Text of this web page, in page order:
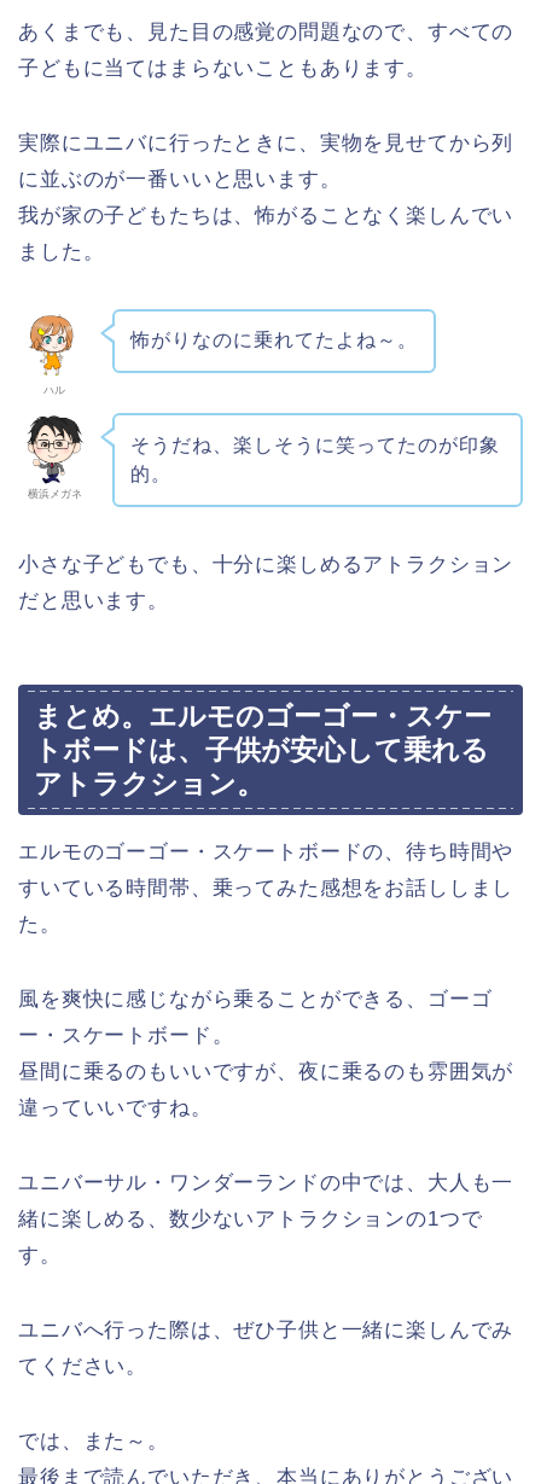
あくまでも、見た目の感覚の問題なので、すべての
子どもに当てはまらないこともあります。
実際にユニバに行ったときに、実物を見せてから列
に並ぶのが一番いいと思います。
我が家の子どもたちは、怖がることなく楽しんでい
ました。
ハル
怖がりなのに乗れてたよね～。
横浜メガネ
そうだね、楽しそうに笑ってたのが印象
的。
小さな子どもでも、十分に楽しめるアトラクション
だと思います。
まとめ。エルモのゴーゴー・スケー
トボードは、子供が安心して乗れる
アトラクション。
エルモのゴーゴー・スケートボードの、待ち時間や
すいている時間帯、乗ってみた感想をお話ししまし
た。
風を爽快に感じながら乗ることができる、ゴーゴ
ー・スケートボード。
昼間に乗るのもいいですが、夜に乗るのも雰囲気が
違っていいですね。
ユニバーサル・ワンダーランドの中では、大人も一
緒に楽しめる、数少ないアトラクションの1つで
す。
ユニバへ行った際は、ぜひ子供と一緒に楽しんでみ
てください。
では、また～。
最後まで読んでいただき、本当にありがとうござい